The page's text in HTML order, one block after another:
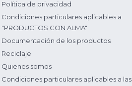
Política de privacidad
Condiciones particulares aplicables a
"PRODUCTOS CON ALMA"
Documentación de los productos
Reciclaje
Quienes somos
Condiciones particulares aplicables a las